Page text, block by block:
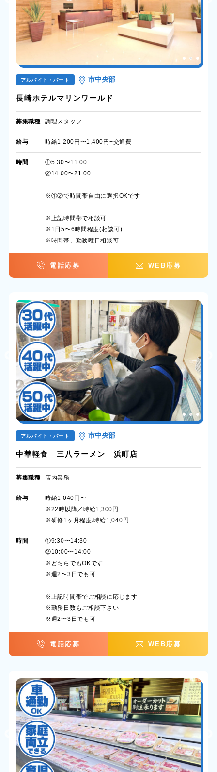
アルバイト・パート 市中央部
長崎ホテルマリンワールド
募集職種 調理スタッフ
給与 時給1,200円〜1,400円+交通費
時間
①5:30〜11:00
②14:00〜21:00
※①②で時間帯自由に選択OKです
※上記時間帯で相談可
※1日5〜6時間程度(相談可)
※時間帯、勤務曜日相談可
電話応募 WEB応募
アルバイト・パート 市中央部
中華軽食 三八ラーメン 浜町店
募集職種 店内業務
給与
時給1,040円〜
※22時以降／時給1,300円
※研修1ヶ月程度/時給1,040円
時間
①9:30〜14:30
②10:00〜14:00
※どちらでもOKです
※週2〜3日でも可
※上記時間帯でご相談に応じます
※勤務日数もご相談下さい
※週2〜3日でも可
電話応募 WEB応募